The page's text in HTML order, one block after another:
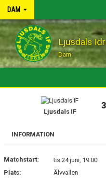
DAM
Ljusdals
Dam
KALENDER
KONTAKT
Ljusdals IF
INFORMATION
Matchstart:
tis 24 juni, 19:00
Plats:
Älvvallen